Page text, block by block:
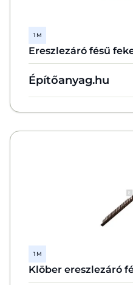
1 M
Ereszlezáró fésű
Építőanyag.hu
1 M
Klöber ereszlezáró